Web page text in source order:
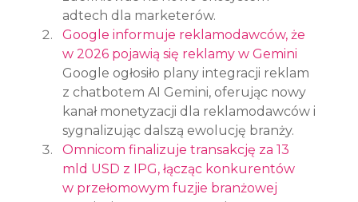
adtech dla marketerów.
Google informuje reklamodawców, że
w 2026 pojawią się reklamy w Gemini
Google ogłosiło plany integracji reklam
z chatbotem AI Gemini, oferując nowy
kanał monetyzacji dla reklamodawców i
sygnalizując dalszą ewolucję branży.
Omnicom finalizuje transakcję za 13
mld USD z IPG, łącząc konkurentów
w przełomowym fuzjie branżowej